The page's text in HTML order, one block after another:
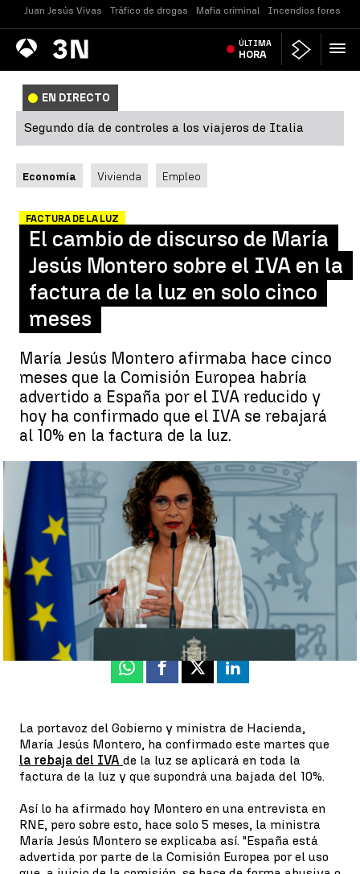
Juan Jesús Vivas Tráfico de drogas Mafia criminal Incendios
Antena
3 Noticias ÚLTIMA
HORA
EN DIRECTO
Segundo día de controles a los viajeros de Italia
Economía Vivienda Empleo
FACTURA DE LA LUZ
El cambio de discurso de María
Jesús Montero sobre el IVA en la
factura de la luz en solo cinco
meses
María Jesús Montero afirmaba hace cinco
meses que la Comisión Europea habría
advertido a España por el IVA reducido y
hoy ha confirmado que el IVA se rebajará
al 10% en la factura de la luz.
El cambio de discurso de María Jesús Montero sobre el IVA en la
factura de la luz en solo cinco meses |
Beatriz García
Actualizado:22 de junio de 2021, 18:29
Publicado:22 de junio de 2021, 15:31
Whatsapp
Facebook
X Linkedin
La portavoz del Gobierno y ministra de Hacienda,
María Jesús Montero, ha confirmado este martes que
la rebaja del IVA de la luz se aplicará en toda la
factura de la luz y que supondrá una bajada del 10%.
Así lo ha afirmado hoy Montero en una entrevista en
RNE, pero sobre esto, hace solo 5 meses, la ministra
María Jesús Montero se explicaba así. "España está
advertida por parte de la Comisión Europea por el uso